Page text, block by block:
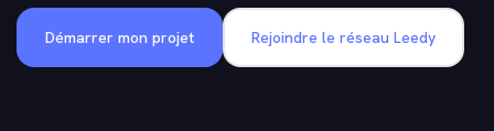
Démarrer mon projet Rejoindre le réseau Leedy